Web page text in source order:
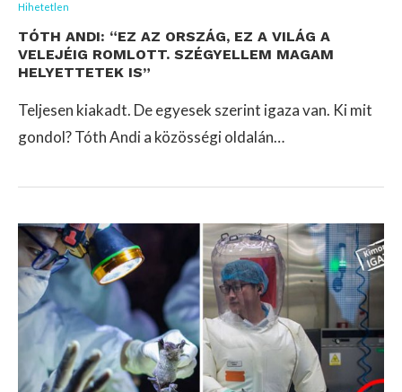
Hihetetlen
TÓTH ANDI: “EZ AZ ORSZÁG, EZ A VILÁG A
VELEJÉIG ROMLOTT. SZÉGYELLEM MAGAM
HELYETTETEK IS”
Teljesen kiakadt. De egyesek szerint igaza van. Ki mit
gondol? Tóth Andi a közösségi oldalán…